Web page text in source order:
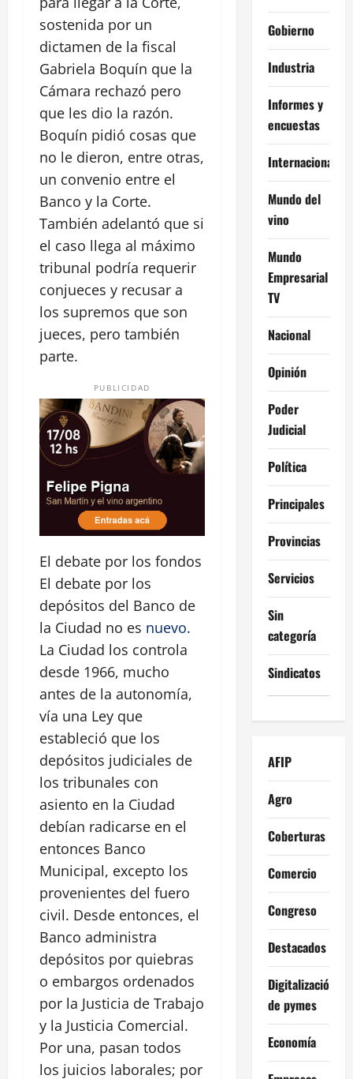
sostenida por un
dictamen de la fiscal
Gabriela Boquín que la
Cámara rechazó pero
que les dio la razón.
Boquín pidió cosas que
no le dieron, entre otras,
un convenio entre el
Banco y la Corte.
También adelantó que si
el caso llega al máximo
tribunal podría requerir
conjueces y recusar a
los supremos que son
jueces, pero también
parte.
PUBLICIDAD
El debate por los fondos
El debate por los
depósitos del Banco de
la Ciudad no es nuevo.
La Ciudad los controla
desde 1966, mucho
antes de la autonomía,
vía una Ley que
estableció que los
depósitos judiciales de
los tribunales con
asiento en la Ciudad
debían radicarse en el
entonces Banco
Municipal, excepto los
provenientes del fuero
civil. Desde entonces, el
Banco administra
depósitos por quiebras
o embargos ordenados
por la Justicia de Trabajo
y la Justicia Comercial.
Por una, pasan todos
los juicios laborales; por
Gobierno
Industria
Informes y
encuestas
Internacional
Mundo del
vino
Mundo
Empresarial
TV
Nacional
Opinión
Poder
Judicial
Política
Principales
Provincias
Servicios
Sin
categoría
Sindicatos
AFIP
Agro
Coberturas
Comercio
Congreso
Destacados
Digitalización
de pymes
Economía